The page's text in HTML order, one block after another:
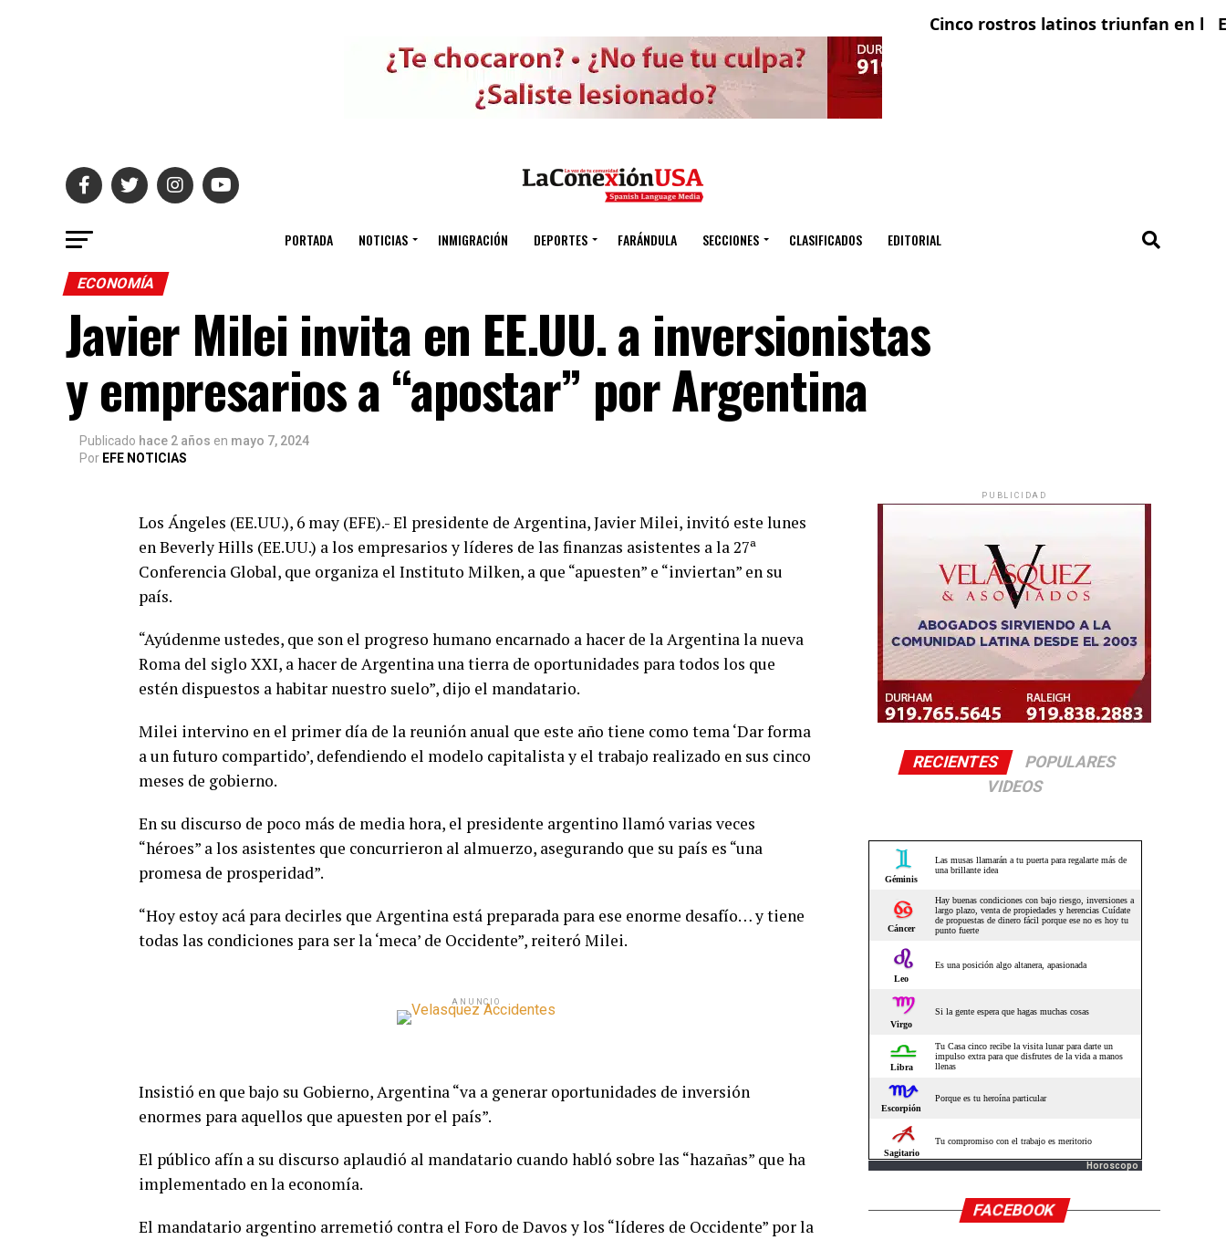
Cinco rostros latinos triunfan en laEl
PORTADA NOTICIAS INMIGRACIÓN DEPORTES FARÁNDULA SECCIONES CLASIFICADOS EDITORIAL
ECONOMÍA
Javier Milei invita en EE.UU. a inversionistas
y empresarios a “apostar” por Argentina
Publicado hace 2 años en mayo 7, 2024
Por EFE NOTICIAS
Los Ángeles (EE.UU.), 6 may (EFE).-El presidente de Argentina, Javier Milei, invitó este lunes
en Beverly Hills (EE.UU.) a los empresarios y líderes de las finanzas asistentes a la 27ª
Conferencia Global, que organiza el Instituto Milken, a que “apuesten” e “inviertan” en su
país.
“Ayúdenme ustedes, que son el progreso humano encarnado a hacer de la Argentina la nueva
Roma del siglo XXI, a hacer de Argentina una tierra de oportunidades para todos los que
estén dispuestos a habitar nuestro suelo”, dijo el mandatario.
Milei intervino en el primer día de la reunión anual que este año tiene como tema ‘Dar forma
a un futuro compartido’, defendiendo el modelo capitalista y el trabajo realizado en sus cinco
meses de gobierno.
En su discurso de poco más de media hora, el presidente argentino llamó varias veces
“héroes” a los asistentes que concurrieron al almuerzo, asegurando que su país es “una
promesa de prosperidad”.
“Hoy estoy acá para decirles que Argentina está preparada para ese enorme desafío… y tiene
todas las condiciones para ser la ‘meca’ de Occidente”, reiteró Milei.
ANUNCIO
Insistió en que bajo su Gobierno, Argentina “va a generar oportunidades de inversión
enormes para aquellos que apuesten por el país”.
El público afín a su discurso aplaudió al mandatario cuando habló sobre las “hazañas” que ha
implementado en la economía.
El mandatario argentino arremetió contra el Foro de Davos y los “líderes de Occidente” por la
PUBLICIDAD
RECIENTES
POPULARES
VIDEOS
Horoscopo
FACEBOOK